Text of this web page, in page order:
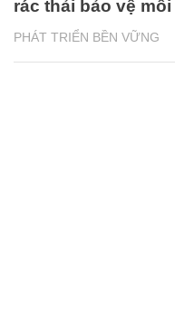
PHÁT TRIỂN BỀN VỮNG
rác thải bảo vệ môi